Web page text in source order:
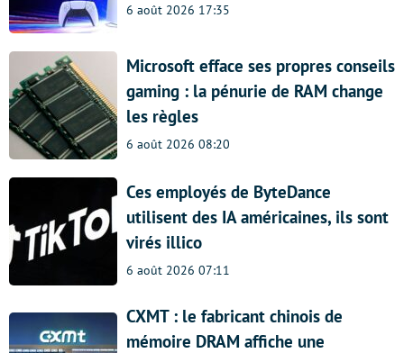
6 août 2026 17:35
Microsoft efface ses propres conseils
gaming : la pénurie de RAM change
les règles
6 août 2026 08:20
Ces employés de ByteDance
utilisent des IA américaines, ils sont
virés illico
6 août 2026 07:11
CXMT : le fabricant chinois de
mémoire DRAM affiche une